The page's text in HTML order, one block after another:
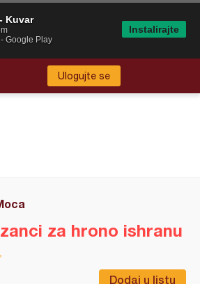
Ulogujte se
Dodaj u listu
za hrono ishranu
Kuvar
Google Play
Instalirajte